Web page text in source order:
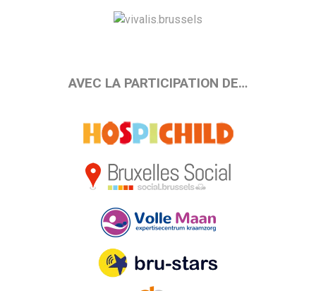
AVEC LA PARTICIPATION DE…